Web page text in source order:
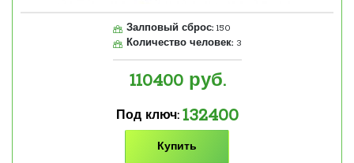
Залповый сброс: 150
Количество человек: 3
110400руб.
Под ключ: 132400
Купить